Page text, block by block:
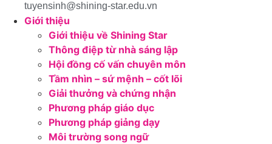
tuyensinh@shining-star.edu.vn
Giới thiệu
Giới thiệu về Shining Star
Thông điệp từ nhà sáng lập
Hội đồng cố vấn chuyên môn
Tầm nhìn – sứ mệnh – cốt lõi
Giải thưởng và chứng nhận
Phương pháp giáo dục
Phương pháp giảng dạy
Môi trường song ngữ